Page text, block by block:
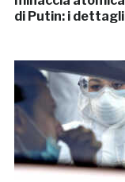
di Putin: i dettagli